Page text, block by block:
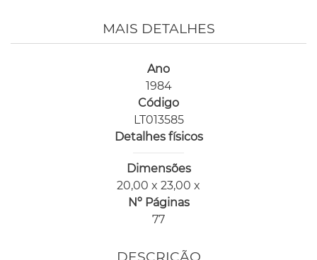
MAIS DETALHES
Ano
1984
Código
LT013585
Detalhes físicos
Dimensões
20,00 x 23,00 x
Nº Páginas
77
DESCRIÇÃO